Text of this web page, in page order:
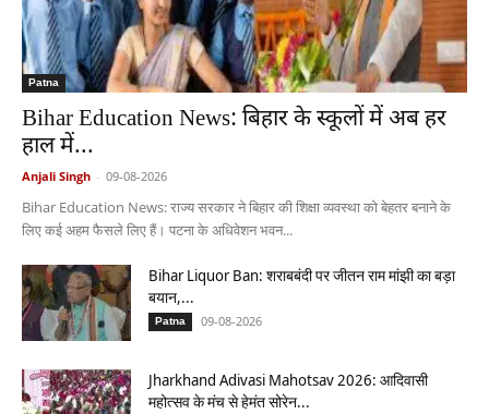
Patna
Bihar Education News: बिहार के स्कूलों में अब हर
हाल में...
Anjali Singh - 09-08-2026
Bihar Education News: राज्य सरकार ने बिहार की शिक्षा व्यवस्था को बेहतर बनाने के
लिए कई अहम फैसले लिए हैं। पटना के अधिवेशन भवन...
Bihar Liquor Ban: शराबबंदी पर जीतन राम मांझी का बड़ा
बयान,...
Patna 09-08-2026
Jharkhand Adivasi Mahotsav 2026: आदिवासी
महोत्सव के मंच से हेमंत सोरेन...